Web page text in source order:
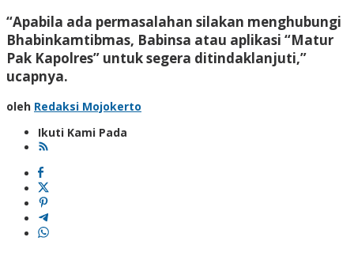
“Apabila ada permasalahan silakan menghubungi
Bhabinkamtibmas, Babinsa atau aplikasi “Matur
Pak Kapolres” untuk segera ditindaklanjuti,”
ucapnya.
oleh Redaksi Mojokerto
Ikuti Kami Pada